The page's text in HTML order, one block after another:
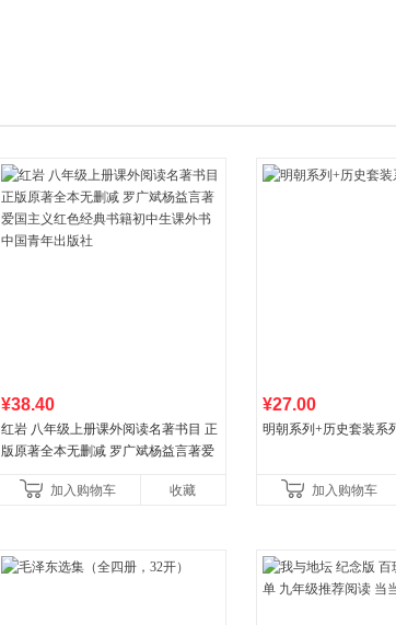
数码影音
¥38.40
红岩 八年级上册课外阅读名著书目 正
版原著全本无删减 罗广斌杨益言著爱
国青年出版社加入购物车 收藏
¥27.00
明朝系列+历史套装系
加入购物车